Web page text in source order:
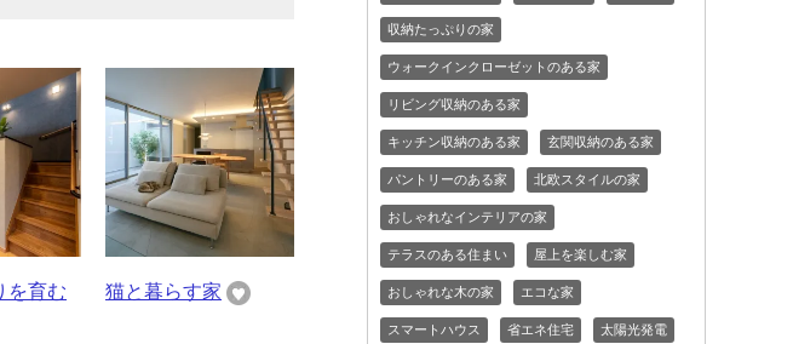
を育む
猫と暮らす家
収納たっぷりの家
ウォークインクローゼットのある家
リビング収納のある家
キッチン収納のある家 玄関収納のある家
パントリーのある家 北欧スタイルの家
おしゃれなインテリアの家
テラスのある住まい 屋上を楽しむ家
おしゃれな木の家 エコな家
スマートハウス 省エネ住宅 太陽光発電